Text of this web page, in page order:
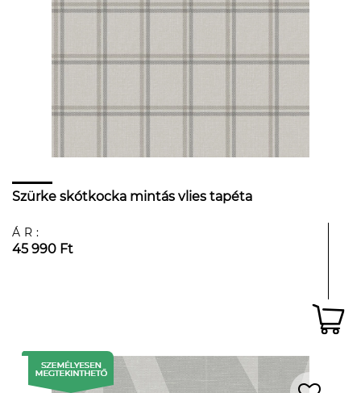
Szürke skótkocka mintás vlies tapéta
ÁR:
45 990 Ft